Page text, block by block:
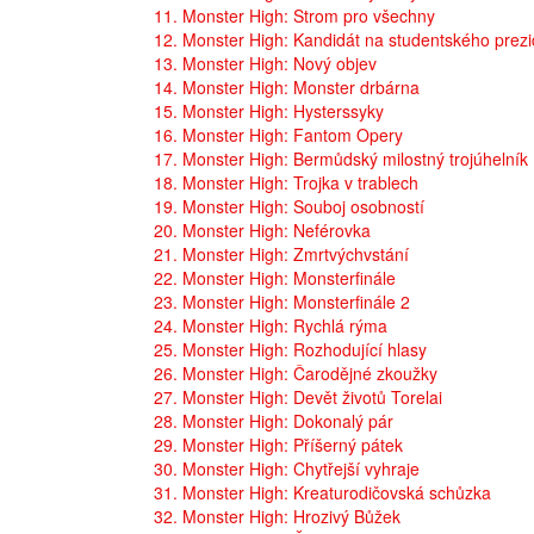
11. Monster High: Strom pro všechny
12. Monster High: Kandidát na studentského
13. Monster High: Nový objev
14. Monster High: Monster drbárna
15. Monster High: Hysterssyky
16. Monster High: Fantom Opery
17. Monster High: Bermůdský milostný trojúhelník
18. Monster High: Trojka v trablech
19. Monster High: Souboj osobností
20. Monster High: Neférovka
21. Monster High: Zmrtvýchvstání
22. Monster High: Monsterfinále
23. Monster High: Monsterfinále 2
24. Monster High: Rychlá rýma
25. Monster High: Rozhodující hlasy
26. Monster High: Čarodějné zkoužky
27. Monster High: Devět životů Torelai
28. Monster High: Dokonalý pár
29. Monster High: Příšerný pátek
30. Monster High: Chytřejší vyhraje
31. Monster High: Kreaturodičovská schůzka
32. Monster High: Hrozivý Bůžek